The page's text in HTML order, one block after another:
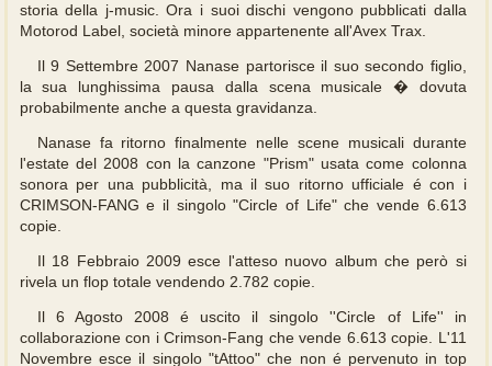
storia della j-music. Ora i suoi dischi vengono pubblicati dalla
Motorod Label, società minore appartenente all'Avex Trax.
Il 9 Settembre 2007 Nanase partorisce il suo secondo figlio,
la sua lunghissima pausa dalla scena musicale � dovuta
probabilmente anche a questa gravidanza.
Nanase fa ritorno finalmente nelle scene musicali durante
l'estate del 2008 con la canzone "Prism" usata come colonna
sonora per una pubblicità, ma il suo ritorno ufficiale é con i
CRIMSON-FANG e il singolo "Circle of Life" che vende 6.613
copie.
Il 18 Febbraio 2009 esce l'atteso nuovo album che però si
rivela un flop totale vendendo 2.782 copie.
Il 6 Agosto 2008 é uscito il singolo ''Circle of Life'' in
collaborazione con i Crimson-Fang che vende 6.613 copie. L'11
Novembre esce il singolo "tAttoo" che non é pervenuto in top